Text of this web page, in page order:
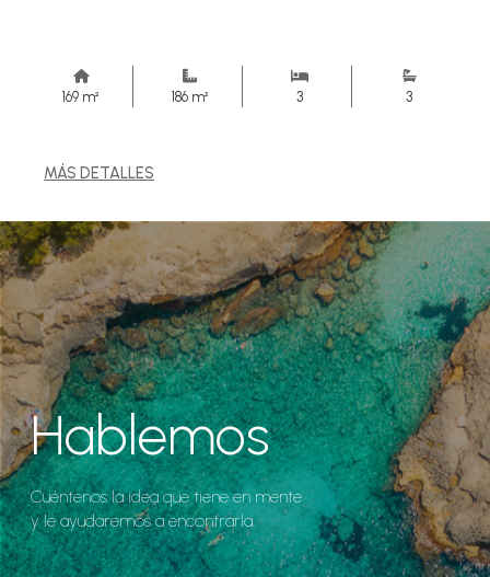
169 m² 186 m² 3 3
MÁS DETALLES
Hablemos
Cuéntenos la idea que tiene en mente
y le ayudaremos a encontrarla.